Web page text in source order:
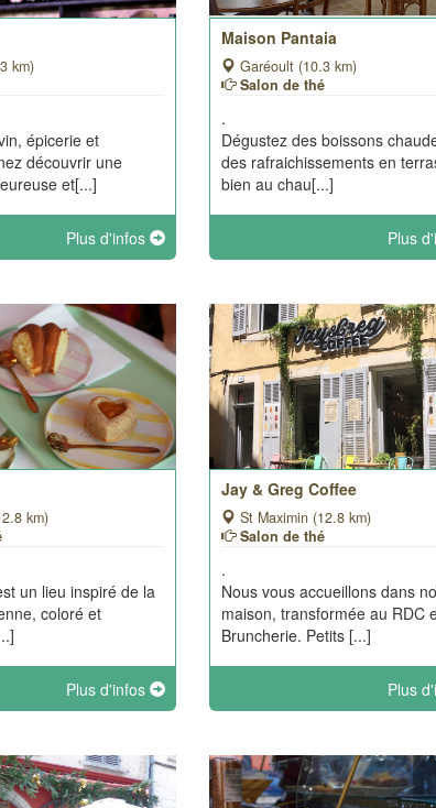
km)
épicerie et
découvrir une
et[...]
Plus d'infos
Maison Pantaia
Garéoult (10.3 km)
Salon de thé
.
Dégustez des boissons
des rafraichissements en
bien au chau[...]
Plus
km)
un lieu inspiré de la
coloré et
Plus d'infos
Jay & Greg Coffee
St Maximin (12.8 km)
Salon de thé
.
Nous vous accueillons dans
maison, transformée au RDC
Bruncherie. Petits [...]
Plus